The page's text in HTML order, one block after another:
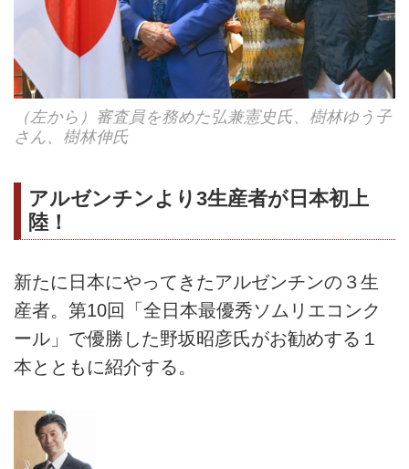
（左から）審査員を務めた弘兼憲史氏、樹林ゆう子
さん、樹林伸氏
アルゼンチンより3生産者が日本初上
陸！
新たに日本にやってきたアルゼンチンの３生
産者。第10回「全日本最優秀ソムリエコンク
ール」で優勝した野坂昭彦氏がお勧めする１
本とともに紹介する。